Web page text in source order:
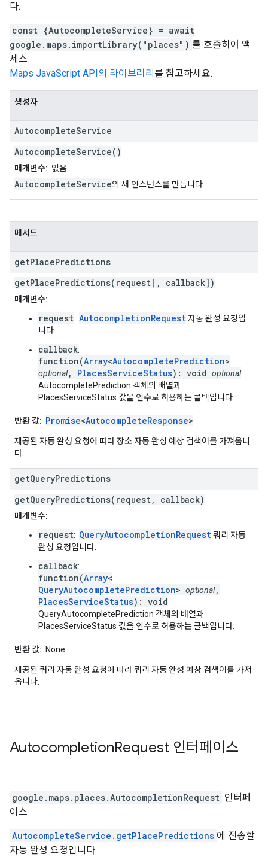
다.
const {AutocompleteService} = await
google.maps.importLibrary("places") 를 호출하여 액
세스
Maps JavaScript API의 라이브러리 를 참고하세요.
생성자
AutocompleteService
AutocompleteService()
매개변수: 없음
AutocompleteService의 새 인스턴스를 만듭니다.
메서드
getPlacePredictions
getPlacePredictions(request[, callback])
매개변수:
request: AutocompletionRequest자동 완성 요청입
니다.
callback:
function(Array<AutocompletePrediction>
optional, PlacesServiceStatus): void optional
AutocompletePrediction 객체의 배열과
PlacesServiceStatus 값을 인수로 허용하는 콜백입니다.
반환 값: Promise<AutocompleteResponse>
제공된 자동 완성 요청에 따라 장소 자동 완성 예상 검색어를 가져옵니
다.
getQueryPredictions
getQueryPredictions(request, callback)
매개변수:
request: QueryAutocompletionRequest쿼리 자동
완성 요청입니다.
callback:
function(Array<
QueryAutocompletePrediction> optional,
PlacesServiceStatus): void
QueryAutocompletePrediction 객체의 배열과
PlacesServiceStatus 값을 인수로 허용하는 콜백입니다.
반환 값: None
제공된 쿼리 자동 완성 요청에 따라 쿼리 자동 완성 예상 검색어를 가져
옵니다.
AutocompletionRequest 인터페이스
google.maps.places.AutocompletionRequest 인터페
이스
AutocompleteService.getPlacePredictions 에 전송할
자동 완성 요청입니다.